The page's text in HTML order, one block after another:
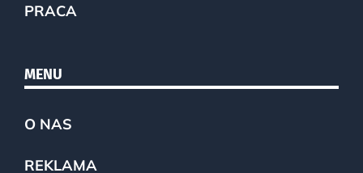
PRACA
MENU
O NAS
REKLAMA